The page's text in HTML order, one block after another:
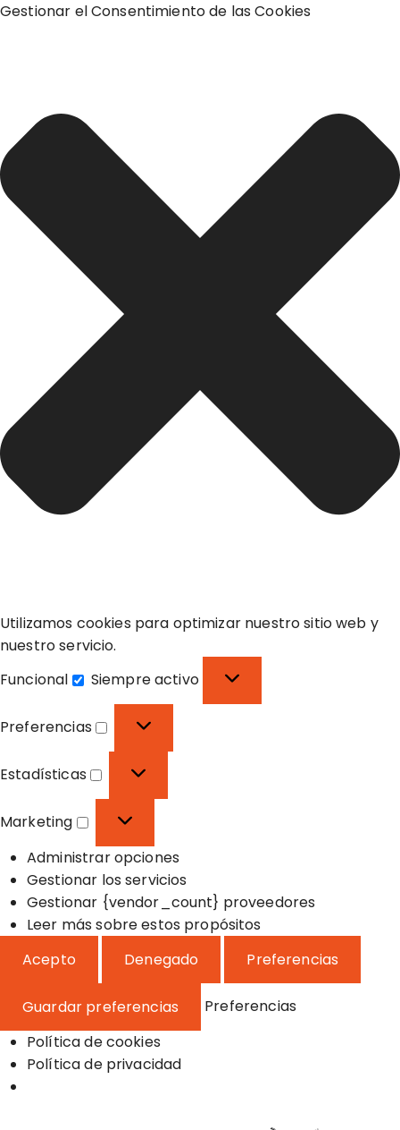
Gestionar el Consentimiento de las Cookies
Utilizamos cookies para optimizar nuestro sitio web y
nuestro servicio.
Funcional
n
n
a
l
Siempre activo
Preferencias
r
e
n
c
i
Estadísticas
a
d
í
s
a
s
Marketing
a
r
k
e
g
Administrar opciones
Gestionar los servicios
Gestionar {vendor_count} proveedores
Leer más sobre estos propósitos
Acepto
Denegado Preferencias
Guardar preferencias
Preferencias
Política de cookies
Política de privacidad